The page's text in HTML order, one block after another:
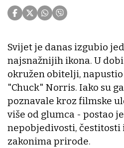
Svijet je danas izgubio
najsnažnijih ikona. U
okružen obitelji, napustio
"Chuck" Norris. Iako su
poznavale kroz filmske
više od glumca - postao
nepobjedivosti, čestitosti
zakonima prirode.